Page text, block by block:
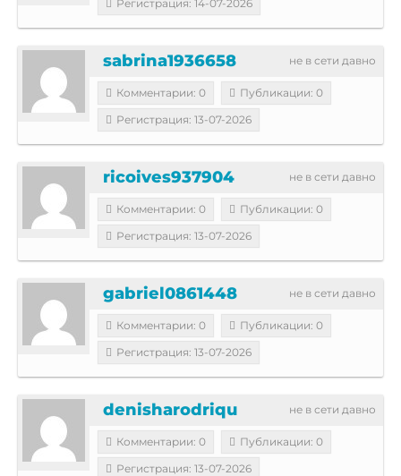
Регистрация: 14-07-2026
не в сети давно
sabrina1936658
Комментарии: 0
Публикации: 0
Регистрация: 13-07-2026
не в сети давно
ricoives937904
Комментарии: 0
Публикации: 0
Регистрация: 13-07-2026
не в сети давно
gabriel0861448
Комментарии: 0
Публикации: 0
Регистрация: 13-07-2026
не в сети давно
denisharodriqu
Комментарии: 0
Публикации: 0
Регистрация: 13-07-2026